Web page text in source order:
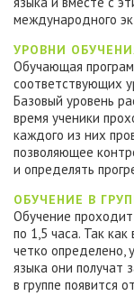
международного
УРОВНИ
Обучающая
соответствующих
Базовый уровень
время ученики
каждого из них
позволяющее
и определять
ОБУЧЕНИЕ В
Обучение
по 1,5 часа. Так
четко определено,
языка они получат
в группе появится